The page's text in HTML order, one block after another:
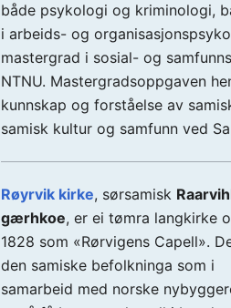
både psykologi og kriminologi,
i arbeids- og
mastergrad i sosial- og
NTNU. Mastergradsoppgaven
kunnskap og forståelse av
samisk kultur og samfunn ved
Røyrvik kirke, sørsamisk
gærhkoe, er ei tømra langkirke
1828 som «Rørvigens Capell».
den samiske befolkninga som i
samarbeid med norske